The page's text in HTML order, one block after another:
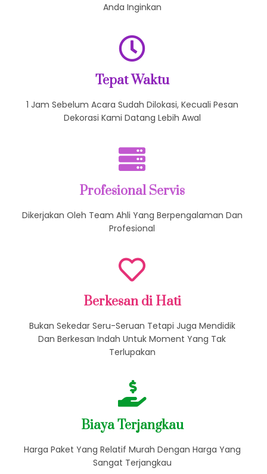
Anda Inginkan
Tepat Waktu
1 Jam Sebelum Acara Sudah Dilokasi, Kecuali Pesan
Dekorasi Kami Datang Lebih Awal
Profesional Servis
Dikerjakan Oleh Team Ahli Yang Berpengalaman Dan
Profesional
Berkesan di Hati
Bukan Sekedar Seru-Seruan Tetapi Juga Mendidik
Dan Berkesan Indah Untuk Moment Yang Tak
Terlupakan
Biaya Terjangkau
Harga Paket Yang Relatif Murah Dengan Harga Yang
Sangat Terjangkau